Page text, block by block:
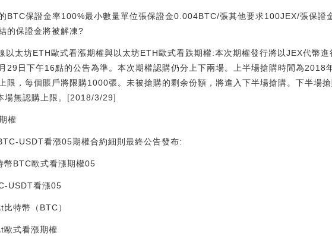
BTC保證金率100%最小數量單位張保證金0.004BTC/張其他要求100JEX/張保證
的保證金將被解凍?
以太坊ETH歐式看漲期權與以太坊ETH歐式看跌期權:本次期權發行將以JEX代幣
29日下午16點的公告為準。本次期權認購仍分上下兩場。上半場搶購時間為
限，每個賬戶將限購1000張。未被搶購的剩余份額，將進入下半場搶購。下半場
場無認購上限。[2018/3/29]
權
USDT看漲05期權合約細則最終公告發布:
幣BTC歐式看漲期權05
USDT看漲05
特幣（BTC）
歐式看漲期權